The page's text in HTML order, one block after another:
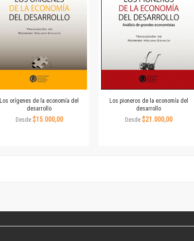
Experiencias
Escuela de Artes
Colecciones
Los orígenes de la economía del
desarrollo
Desde $15.000,00
Los pioneros de la economía del
desarrollo
Desde $21.000,00